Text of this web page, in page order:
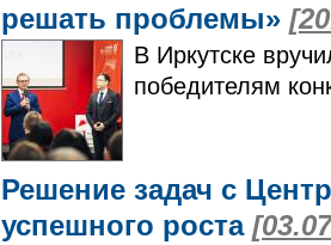
решать проблемы»
В Иркутске
победителям
Решение задач с
успешного роста